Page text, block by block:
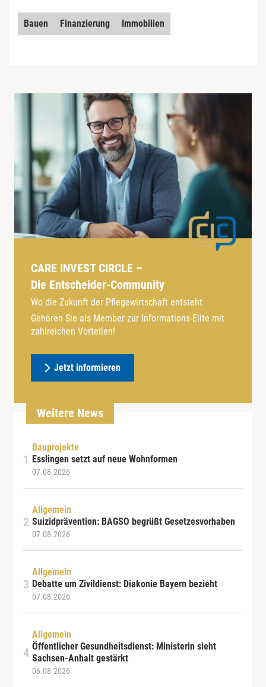
Bauen Finanzierung Immobilien
CARE INVEST CIRCLE –
Die Entscheider-Community
Wo die Zukunft der Pflegewirtschaft entsteht
Gehören Sie als Member zur Informations-Elite mit
zahlreichen Vorteilen!
Jetzt informieren
Weitere News
Bauprojekte
Esslingen setzt auf neue Wohnformen
07.08.2026
Allgemein
Suizidprävention: BAGSO begrüßt Gesetzesvorhaben
07.08.2026
Allgemein
Debatte um Zivildienst: Diakonie Bayern bezieht
07.08.2026
Allgemein
Öffentlicher Gesundheitsdienst: Ministerin sieht
Sachsen-Anhalt gestärkt
06.08.2026